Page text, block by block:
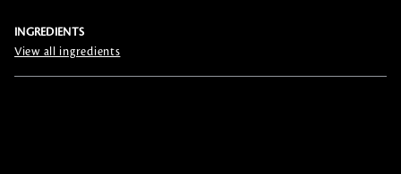
INGREDIENTS
View all ingredients